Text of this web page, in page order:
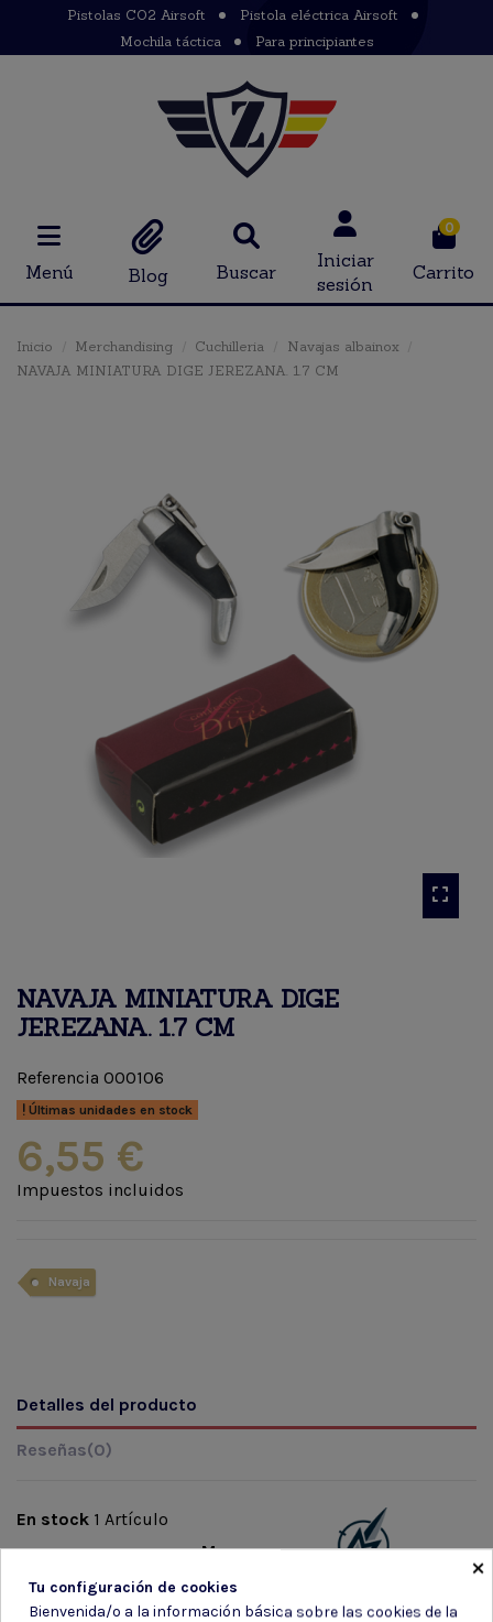
Pistolas CO2 Airsoft
Pistola eléctrica Airsoft
Mochila táctica
Para principiantes
Menú Blog Buscar
Iniciar
sesión
0
Carrito
Inicio Merchandising Cuchilleria
Navajas albainox
NAVAJA MINIATURA DIGE JEREZANA. 1.7 CM
NAVAJA MINIATURA DIGE
JEREZANA. 1.7 CM
Referencia 000106
Últimas unidades en stock
6,55 €
Impuestos incluidos
Navaja
Detalles del producto
Reseñas(0)
Marca
En stock 1 Artículo
×
Tu configuración de cookies
Bienvenida/o a la información básica sobre las cookies de la